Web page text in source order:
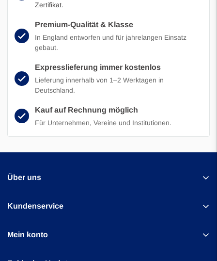
Zertifikat.
Premium-Qualität & Klasse
In England entworfen und für jahrelangen Einsatz
gebaut.
Expresslieferung immer kostenlos
Lieferung innerhalb von 1–2 Werktagen in
Deutschland.
Kauf auf Rechnung möglich
Für Unternehmen, Vereine und Institutionen.
Über uns
Amperestraat 27b
IJmuiden, Die Niederlande
Kundenservice
Mein konto